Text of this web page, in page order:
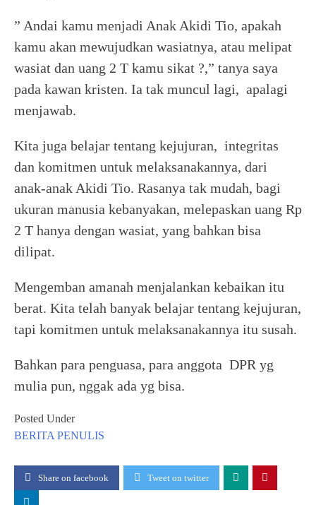
” Andai kamu menjadi Anak Akidi Tio, apakah
kamu akan mewujudkan wasiatnya, atau melipat
wasiat dan uang 2 T kamu sikat ?,” tanya saya
pada kawan kristen. Ia tak muncul lagi, apalagi
menjawab.
Kita juga belajar tentang kejujuran, integritas
dan komitmen untuk melaksanakannya, dari
anak-anak Akidi Tio. Rasanya tak mudah, bagi
ukuran manusia kebanyakan, melepaskan uang Rp
2 T hanya dengan wasiat, yang bahkan bisa
dilipat.
Mengemban amanah menjalankan kebaikan itu
berat. Kita telah banyak belajar tentang kejujuran,
tapi komitmen untuk melaksanakannya itu susah.
Bahkan para penguasa, para anggota DPR yg
mulia pun, nggak ada yg bisa.
Posted Under
BERITA PENULIS
Share on facebook Tweet on twitter